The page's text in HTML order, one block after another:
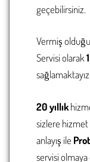
geçebilirsiniz.
Vermiş
Servisiolarak
sağlamaktayız.
20 yıllık
sizlere
anlayış ile
servisi